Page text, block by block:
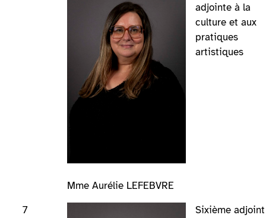
Mme Aurélie LEFEBVRE
adjointe à la
culture et aux
pratiques
artistiques
7
Sixième